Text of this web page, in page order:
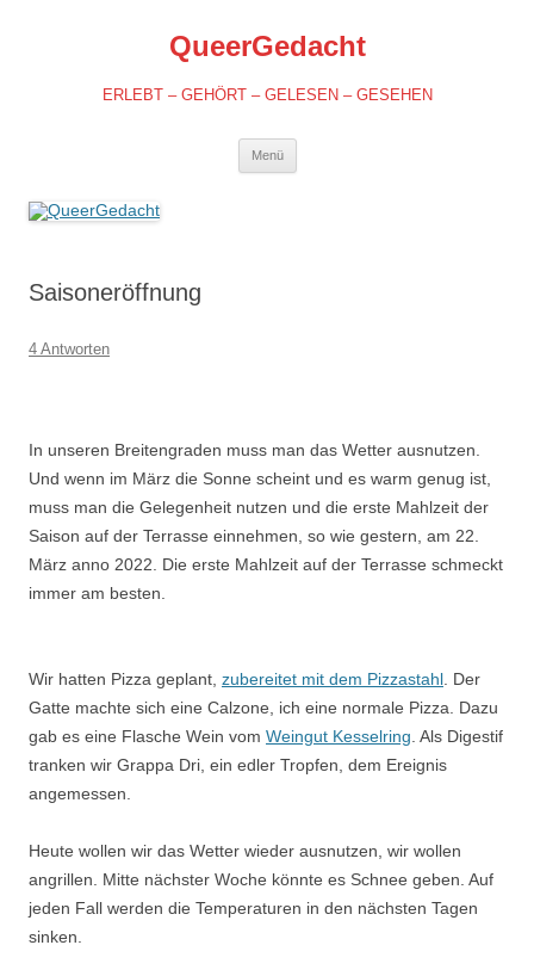
QueerGedacht
ERLEBT – GEHÖRT – GELESEN – GESEHEN
Menü
Saisoneröffnung
4 Antworten
In unseren Breitengraden muss man das Wetter ausnutzen.
Und wenn im März die Sonne scheint und es warm genug ist,
muss man die Gelegenheit nutzen und die erste Mahlzeit der
Saison auf der Terrasse einnehmen, so wie gestern, am 22.
März anno 2022. Die erste Mahlzeit auf der Terrasse schmeckt
immer am besten.
Wir hatten Pizza geplant, zubereitet mit dem Pizzastahl . Der
Gatte machte sich eine Calzone, ich eine normale Pizza. Dazu
gab es eine Flasche Wein vom Weingut Kesselring . Als Digestif
tranken wir Grappa Dri, ein edler Tropfen, dem Ereignis
angemessen.
Heute wollen wir das Wetter wieder ausnutzen, wir wollen
angrillen. Mitte nächster Woche könnte es Schnee geben. Auf
jeden Fall werden die Temperaturen in den nächsten Tagen
sinken.